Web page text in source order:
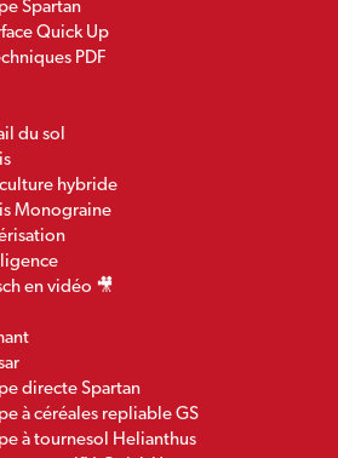
Spartan
Quick Up
PDF
du sol
hybride
Monograine
en vidéo 🎥
directe Spartan
à céréales repliable GS
à tournesol Helianthus